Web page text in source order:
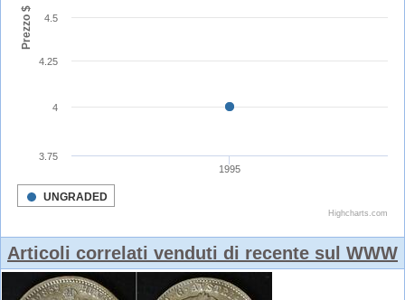
Articoli correlati venduti di recente sul WWW